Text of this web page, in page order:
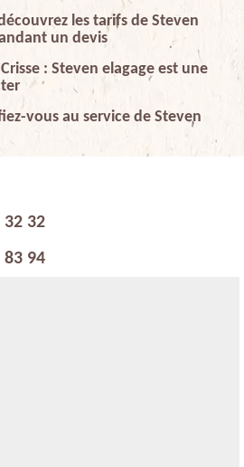
les tarifs de Steven
un devis
: Steven elagage est une
vous au service de Steven
32 32
83 94